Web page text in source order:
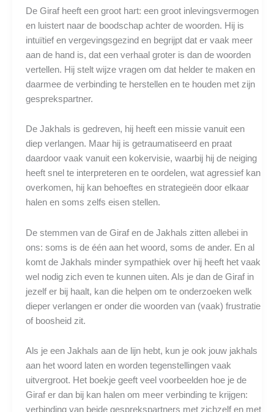
De Giraf heeft een groot hart: een groot inlevingsvermogen
en luistert naar de boodschap achter de woorden. Hij is
intuïtief en vergevingsgezind en begrijpt dat er vaak meer
aan de hand is, dat een verhaal groter is dan de woorden
vertellen. Hij stelt wijze vragen om dat helder te maken en
daarmee de verbinding te herstellen en te houden met zijn
gesprekspartner.
De Jakhals is gedreven, hij heeft een missie vanuit een
diep verlangen. Maar hij is getraumatiseerd en praat
daardoor vaak vanuit een kokervisie, waarbij hij de neiging
heeft snel te interpreteren en te oordelen, wat agressief kan
overkomen, hij kan behoeftes en strategieën door elkaar
halen en soms zelfs eisen stellen.
De stemmen van de Giraf en de Jakhals zitten allebei in
ons: soms is de één aan het woord, soms de ander. En al
komt de Jakhals minder sympathiek over hij heeft het vaak
wel nodig zich even te kunnen uiten. Als je dan de Giraf in
jezelf er bij haalt, kan die helpen om te onderzoeken welk
dieper verlangen er onder die woorden van (vaak) frustratie
of boosheid zit.
Als je een Jakhals aan de lijn hebt, kun je ook jouw jakhals
aan het woord laten en worden tegenstellingen vaak
uitvergroot. Het boekje geeft veel voorbeelden hoe je de
Giraf er dan bij kan halen om meer verbinding te krijgen:
verbinding van beide gesprekspartners met zichzelf en met